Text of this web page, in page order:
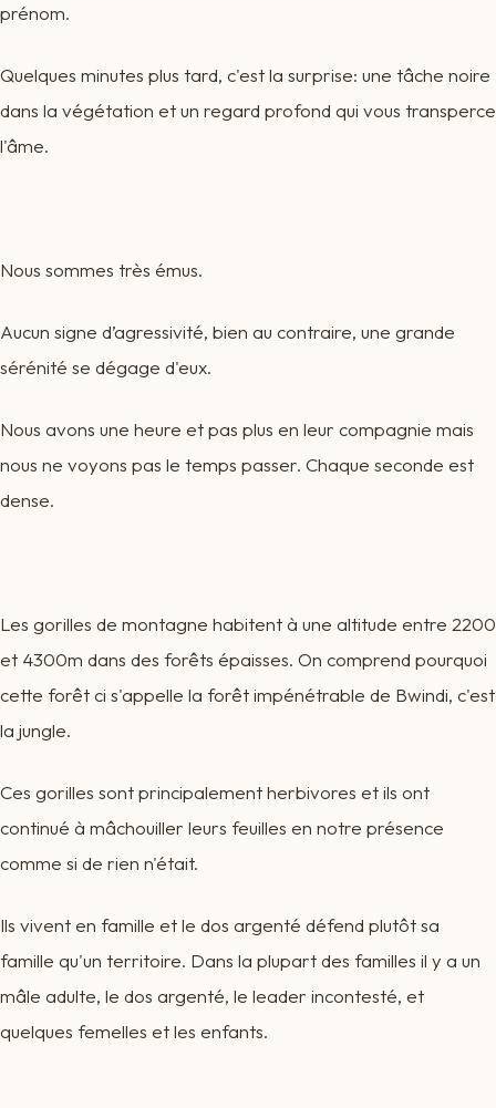
prénom.
Quelques minutes plus tard, c'est la surprise: une tâche noire
dans la végétation et un regard profond qui vous transperce
l'âme.
Nous sommes très émus.
Aucun signe d’agressivité, bien au contraire, une grande
sérénité se dégage d'eux.
Nous avons une heure et pas plus en leur compagnie mais
nous ne voyons pas le temps passer. Chaque seconde est
dense.
Les gorilles de montagne habitent à une altitude entre 2200
et 4300m dans des forêts épaisses. On comprend pourquoi
cette forêt ci s'appelle la forêt impénétrable de Bwindi, c'est
la jungle.
Ces gorilles sont principalement herbivores et ils ont
continué à mâchouiller leurs feuilles en notre présence
comme si de rien n'était.
Ils vivent en famille et le dos argenté défend plutôt sa
famille qu'un territoire. Dans la plupart des familles il y a un
mâle adulte, le dos argenté, le leader incontesté, et
quelques femelles et les enfants.